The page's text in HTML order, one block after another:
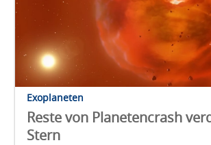
Exoplaneten
Reste von Planetencrash
Stern